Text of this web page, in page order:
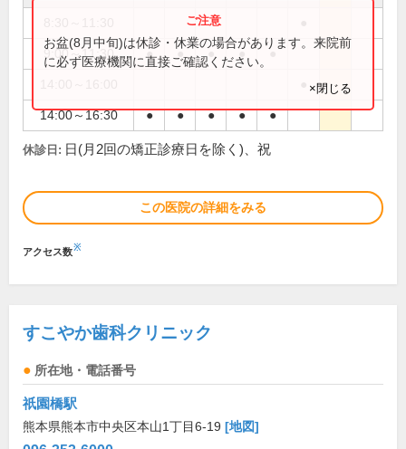
9:00～11:30 ● ● ● ● ●
14:00～16:30 ● ● ● ● ●
お盆(8月中旬)は休診・休業の場合があります。来院前
に必ず医療機関に直接ご確認ください。
×閉じる
休診日: 日(月2回の矯正診療日を除く)、祝
この医院の詳細をみる
アクセス数※
すこやか歯科クリニック
所在地・電話番号
祇園橋駅
熊本県熊本市中央区本山1丁目6-19 [地図]